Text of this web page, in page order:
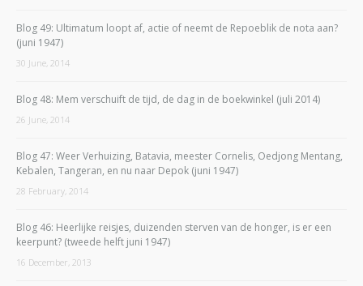
Blog 49: Ultimatum loopt af, actie of neemt de Repoeblik de nota aan?
(juni 1947)
30 June, 2014
Blog 48: Mem verschuift de tijd, de dag in de boekwinkel (juli 2014)
26 June, 2014
Blog 47: Weer Verhuizing, Batavia, meester Cornelis, Oedjong Mentang,
Kebalen, Tangeran, en nu naar Depok (juni 1947)
28 February, 2014
Blog 46: Heerlijke reisjes, duizenden sterven van de honger, is er een
keerpunt? (tweede helft juni 1947)
16 December, 2013